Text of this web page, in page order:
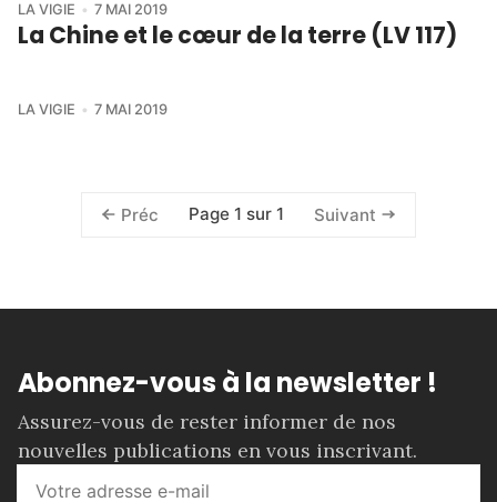
LA VIGIE 7 MAI 2019
La Chine et le cœur de la terre (LV 117)
LA VIGIE 7 MAI 2019
Préc Page 1 sur 1 Suivant
Abonnez-vous à la newsletter !
Assurez-vous de rester informer de nos
nouvelles publications en vous inscrivant.